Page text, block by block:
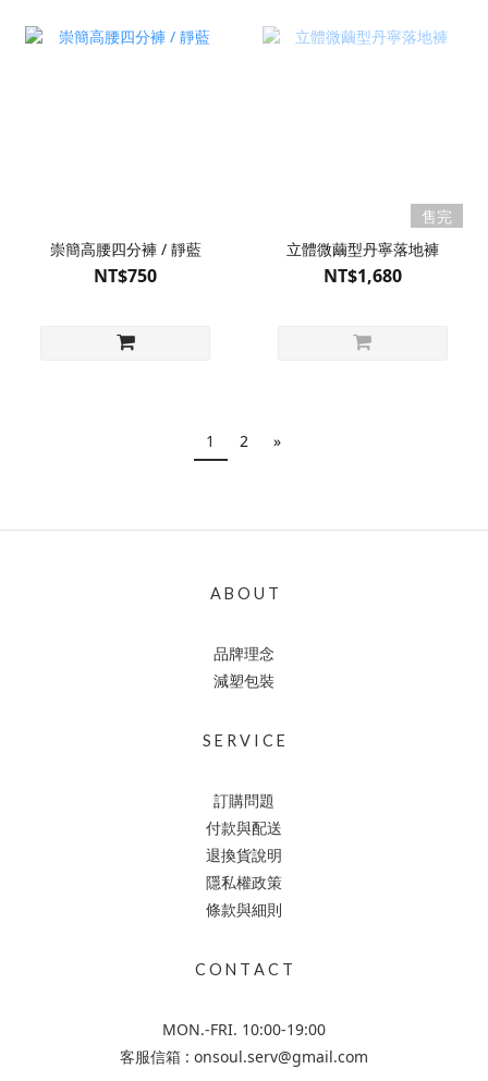
崇簡高腰四分褲 / 靜藍
NT$750
售完
立體微繭型丹寧落地褲
NT$1,680
1 2 »
A B O U T
品牌理念
減塑包裝
S E R V I C E
訂購問題
付款與配送
退換貨說明
隱私權政策
條款與細則
C O N T A C T
MON.-FRI. 10:00-19:00
客服信箱 : onsoul.serv@gmail.com